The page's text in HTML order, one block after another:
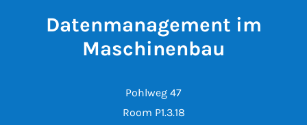
Datenmanagement im
Maschinenbau
Pohlweg 47
Room P1.3.18